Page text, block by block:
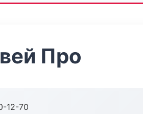
Про
12-70